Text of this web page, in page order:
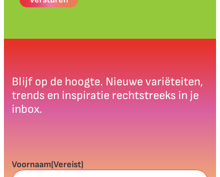
Blijf op de hoogte. Nieuwe variëteiten,
trends en inspiratie rechtstreeks in je
inbox.
Voornaam(Vereist)